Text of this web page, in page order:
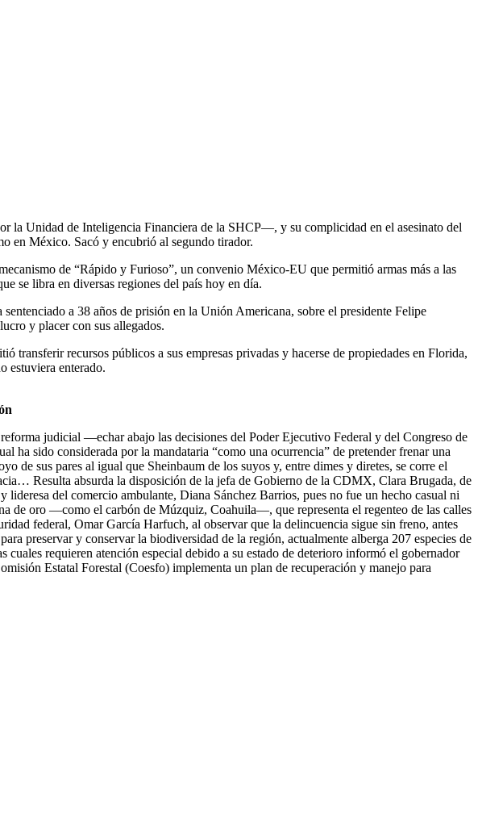
la Unidad de Inteligencia Financiera de la SHCP—, y su complicidad en el asesinato del
en México. Sacó y encubrió al segundo tirador.
de “Rápido y Furioso”, un convenio México-EU que permitió armas más a las
se libra en diversas regiones del país hoy en día.
a 38 años de prisión en la Unión Americana, sobre el presidente Felipe
y placer con sus allegados.
recursos públicos a sus empresas privadas y hacerse de propiedades en Florida,
estuviera enterado.
judicial —echar abajo las decisiones del Poder Ejecutivo Federal y del Congreso de
sido considerada por la mandataria “como una ocurrencia” de pretender frenar una
de sus pares al igual que Sheinbaum de los suyos y, entre dimes y diretes, se corre el
Resulta absurda la disposición de la jefa de Gobierno de la CDMX, Clara Brugada, de
del comercio ambulante, Diana Sánchez Barrios, pues no fue un hecho casual ni
de oro —como el carbón de Múzquiz, Coahuila—, que representa el regenteo de las calles
federal, Omar García Harfuch, al observar que la delincuencia sigue sin freno, antes
preservar y conservar la biodiversidad de la región, actualmente alberga 207 especies de
requieren atención especial debido a su estado de deterioro informó el gobernador
Estatal Forestal (Coesfo) implementa un plan de recuperación y manejo para